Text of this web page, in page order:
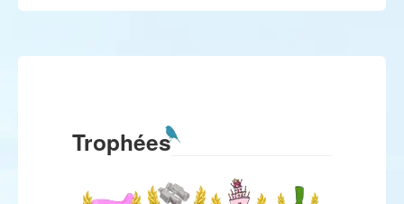
Trophées